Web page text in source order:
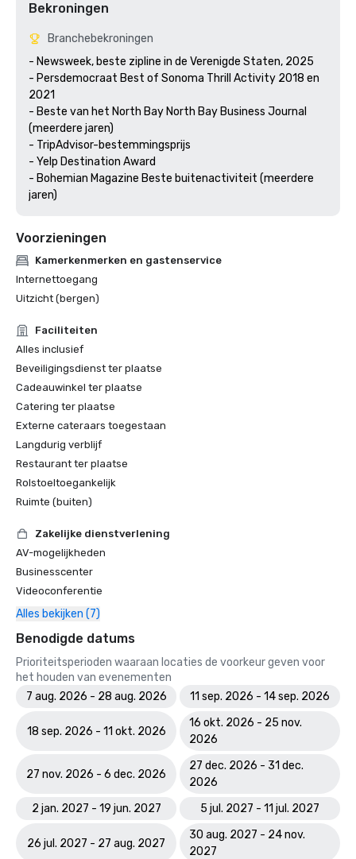
Bekroningen
Branchebekroningen
- Newsweek, beste zipline in de Verenigde Staten, 2025
- Persdemocraat Best of Sonoma Thrill Activity 2018 en
2021
- Beste van het North Bay North Bay Business Journal
(meerdere jaren)
- TripAdvisor-bestemmingsprijs
- Yelp Destination Award
- Bohemian Magazine Beste buitenactiviteit (meerdere
Voorzieningen
Kamerkenmerken en gastenservice
Internettoegang
Uitzicht (bergen)
Faciliteiten
Alles inclusief
Beveiligingsdienst ter plaatse
Cadeauwinkel ter plaatse
Catering ter plaatse
Externe cateraars toegestaan
Langdurig verblijf
Restaurant ter plaatse
Rolstoeltoegankelijk
Ruimte (buiten)
Zakelijke dienstverlening
AV-mogelijkheden
Businesscenter
Videoconferentie
Alles bekijken (7)
Benodigde datums
Prioriteitsperioden waaraan locaties de voorkeur geven voor
het houden van evenementen
7 aug. 2026 - 28 aug. 2026
11 sep. 2026 - 14 sep. 2026
18 sep. 2026 - 11 okt. 2026
16 okt. 2026 - 25 nov.
2026
27 nov. 2026 - 6 dec. 2026
27 dec. 2026 - 31 dec.
2026
2 jan. 2027 - 19 jun. 2027
5 jul. 2027 - 11 jul. 2027
26 jul. 2027 - 27 aug. 2027
30 aug. 2027 - 24 nov.
2027